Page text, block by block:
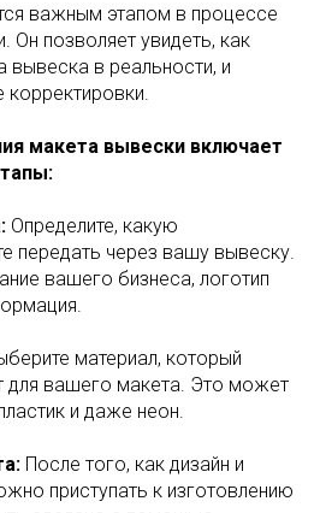
важным этапом в процессе
Он позволяет увидеть, как
вывеска в реальности, и
макета вывески включает
Определите, какую
передать через вашу вывеску.
вашего бизнеса, логотип
материал, который
для вашего макета. Это может
и даже неон.
После того, как дизайн и
приступать к изготовлению